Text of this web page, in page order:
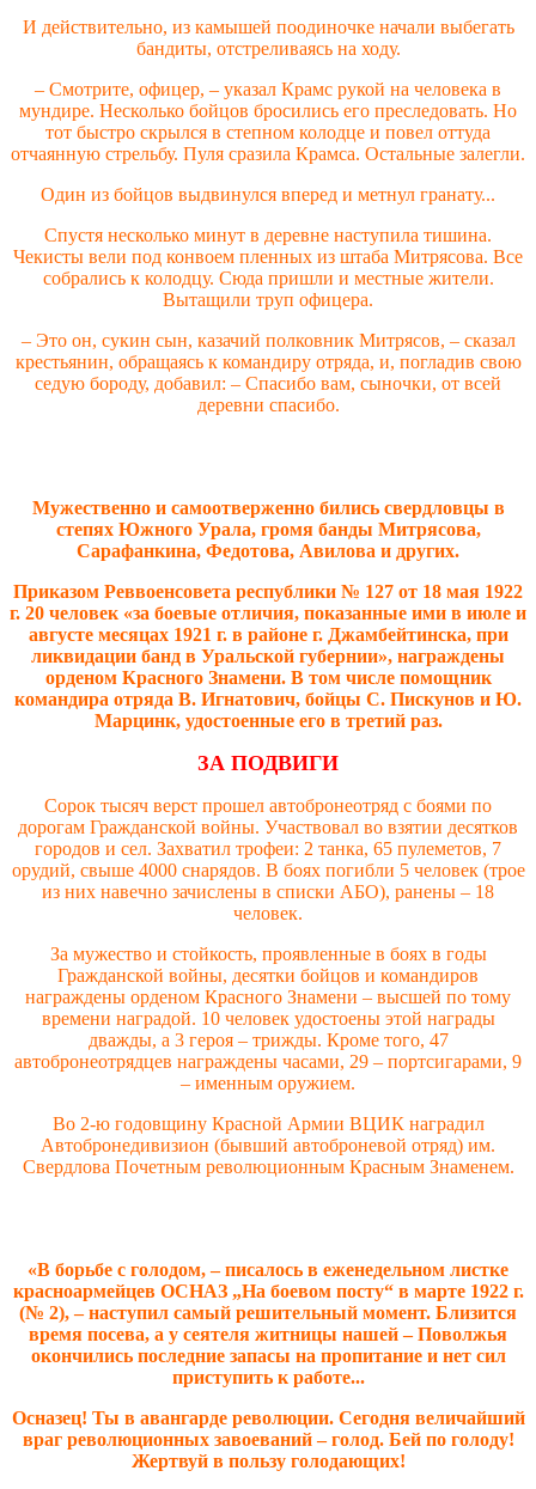
И действительно, из камышей поодиночке начали выбегать
бандиты, отстреливаясь на ходу.
– Смотрите, офицер, – указал Крамс рукой на человека в
мундире. Несколько бойцов бросились его преследовать. Но
тот быстро скрылся в степном колодце и повел оттуда
отчаянную стрельбу. Пуля сразила Крамса. Остальные залегли.
Один из бойцов выдвинулся вперед и метнул гранату...
Спустя несколько минут в деревне наступила тишина.
Чекисты вели под конвоем пленных из штаба Митрясова. Все
собрались к колодцу. Сюда пришли и местные жители.
Вытащили труп офицера.
– Это он, сукин сын, казачий полковник Митрясов, – сказал
крестьянин, обращаясь к командиру отряда, и, погладив свою
седую бороду, добавил: – Спасибо вам, сыночки, от всей
деревни спасибо.
Мужественно и самоотверженно бились свердловцы в
степях Южного Урала, громя банды Митрясова,
Сарафанкина, Федотова, Авилова и других.
Приказом Реввоенсовета республики № 127 от 18 мая 1922
г. 20 человек «за боевые отличия, показанные ими в июле и
августе месяцах 1921 г. в районе г. Джамбейтинска, при
ликвидации банд в Уральской губернии», награждены
орденом Красного Знамени. В том числе помощник
командира отряда В. Игнатович, бойцы С. Пискунов и Ю.
Марцинк, удостоенные его в третий раз.
ЗА ПОДВИГИ
Сорок тысяч верст прошел автобронеотряд с боями по
дорогам Гражданской войны. Участвовал во взятии десятков
городов и сел. Захватил трофеи: 2 танка, 65 пулеметов, 7
орудий, свыше 4000 снарядов. В боях погибли 5 человек (трое
из них навечно зачислены в списки АБО), ранены – 18
человек.
За мужество и стойкость, проявленные в боях в годы
Гражданской войны, десятки бойцов и командиров
награждены орденом Красного Знамени – высшей по тому
времени наградой. 10 человек удостоены этой награды
дважды, а 3 героя – трижды. Кроме того, 47
автобронеотрядцев награждены часами, 29 – портсигарами, 9
– именным оружием.
Во 2-ю годовщину Красной Армии ВЦИК наградил
Автобронедивизион (бывший автоброневой отряд) им.
Свердлова Почетным революционным Красным Знаменем.
«В борьбе с голодом, – писалось в еженедельном листке
красноармейцев ОСНАЗ „На боевом посту“ в марте 1922 г.
(№ 2), – наступил самый решительный момент. Близится
время посева, а у сеятеля житницы нашей – Поволжья
окончились последние запасы на пропитание и нет сил
приступить к работе...
Осназец! Ты в авангарде революции. Сегодня величайший
враг революционных завоеваний – голод. Бей по голоду!
Жертвуй в пользу голодающих!